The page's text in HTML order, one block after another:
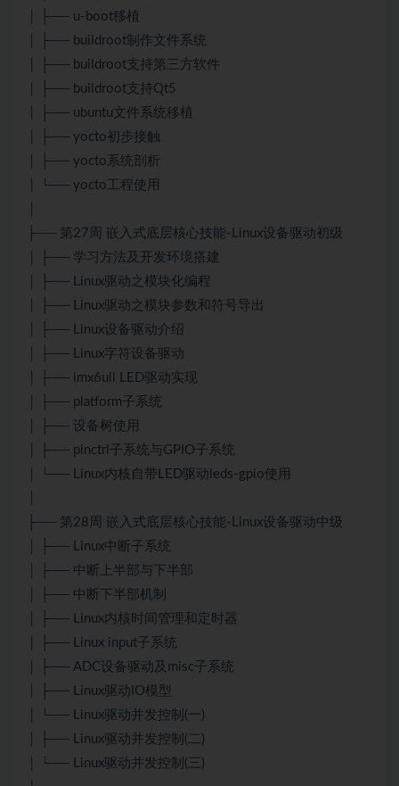
│ ├── u-boot移植
│ ├── buildroot制作文件系统
│ ├── buildroot支持第三方软件
│ ├── buildroot支持Qt5
│ ├── ubuntu文件系统移植
│ ├── yocto初步接触
│ ├── yocto系统剖析
│ └── yocto工程使用
├── 第27周 嵌入式底层核心技能-Linux设备驱动初级
│ ├── 学习方法及开发环境搭建
│ ├── Linux驱动之模块化编程
│ ├── Linux驱动之模块参数和符号导出
│ ├── Linux设备驱动介绍
│ ├── Linux字符设备驱动
│ ├── imx6ull LED驱动实现
│ ├── platform子系统
│ ├── 设备树使用
│ ├── pinctrl子系统与GPIO子系统
│ └── Linux内核自带LED驱动leds-gpio使用
├── 第28周 嵌入式底层核心技能-Linux设备驱动中级
│ ├── Linux中断子系统
│ ├── 中断上半部与下半部
│ ├── 中断下半部机制
│ ├── Linux内核时间管理和定时器
│ ├── Linux input子系统
│ ├── ADC设备驱动及misc子系统
│ ├── Linux驱动IO模型
│ └── Linux驱动并发控制(一)
│ ├── Linux驱动并发控制(二)
│ └── Linux驱动并发控制(三)